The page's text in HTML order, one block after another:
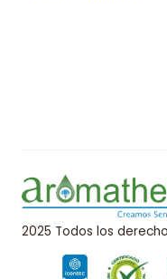
2025 Todos los